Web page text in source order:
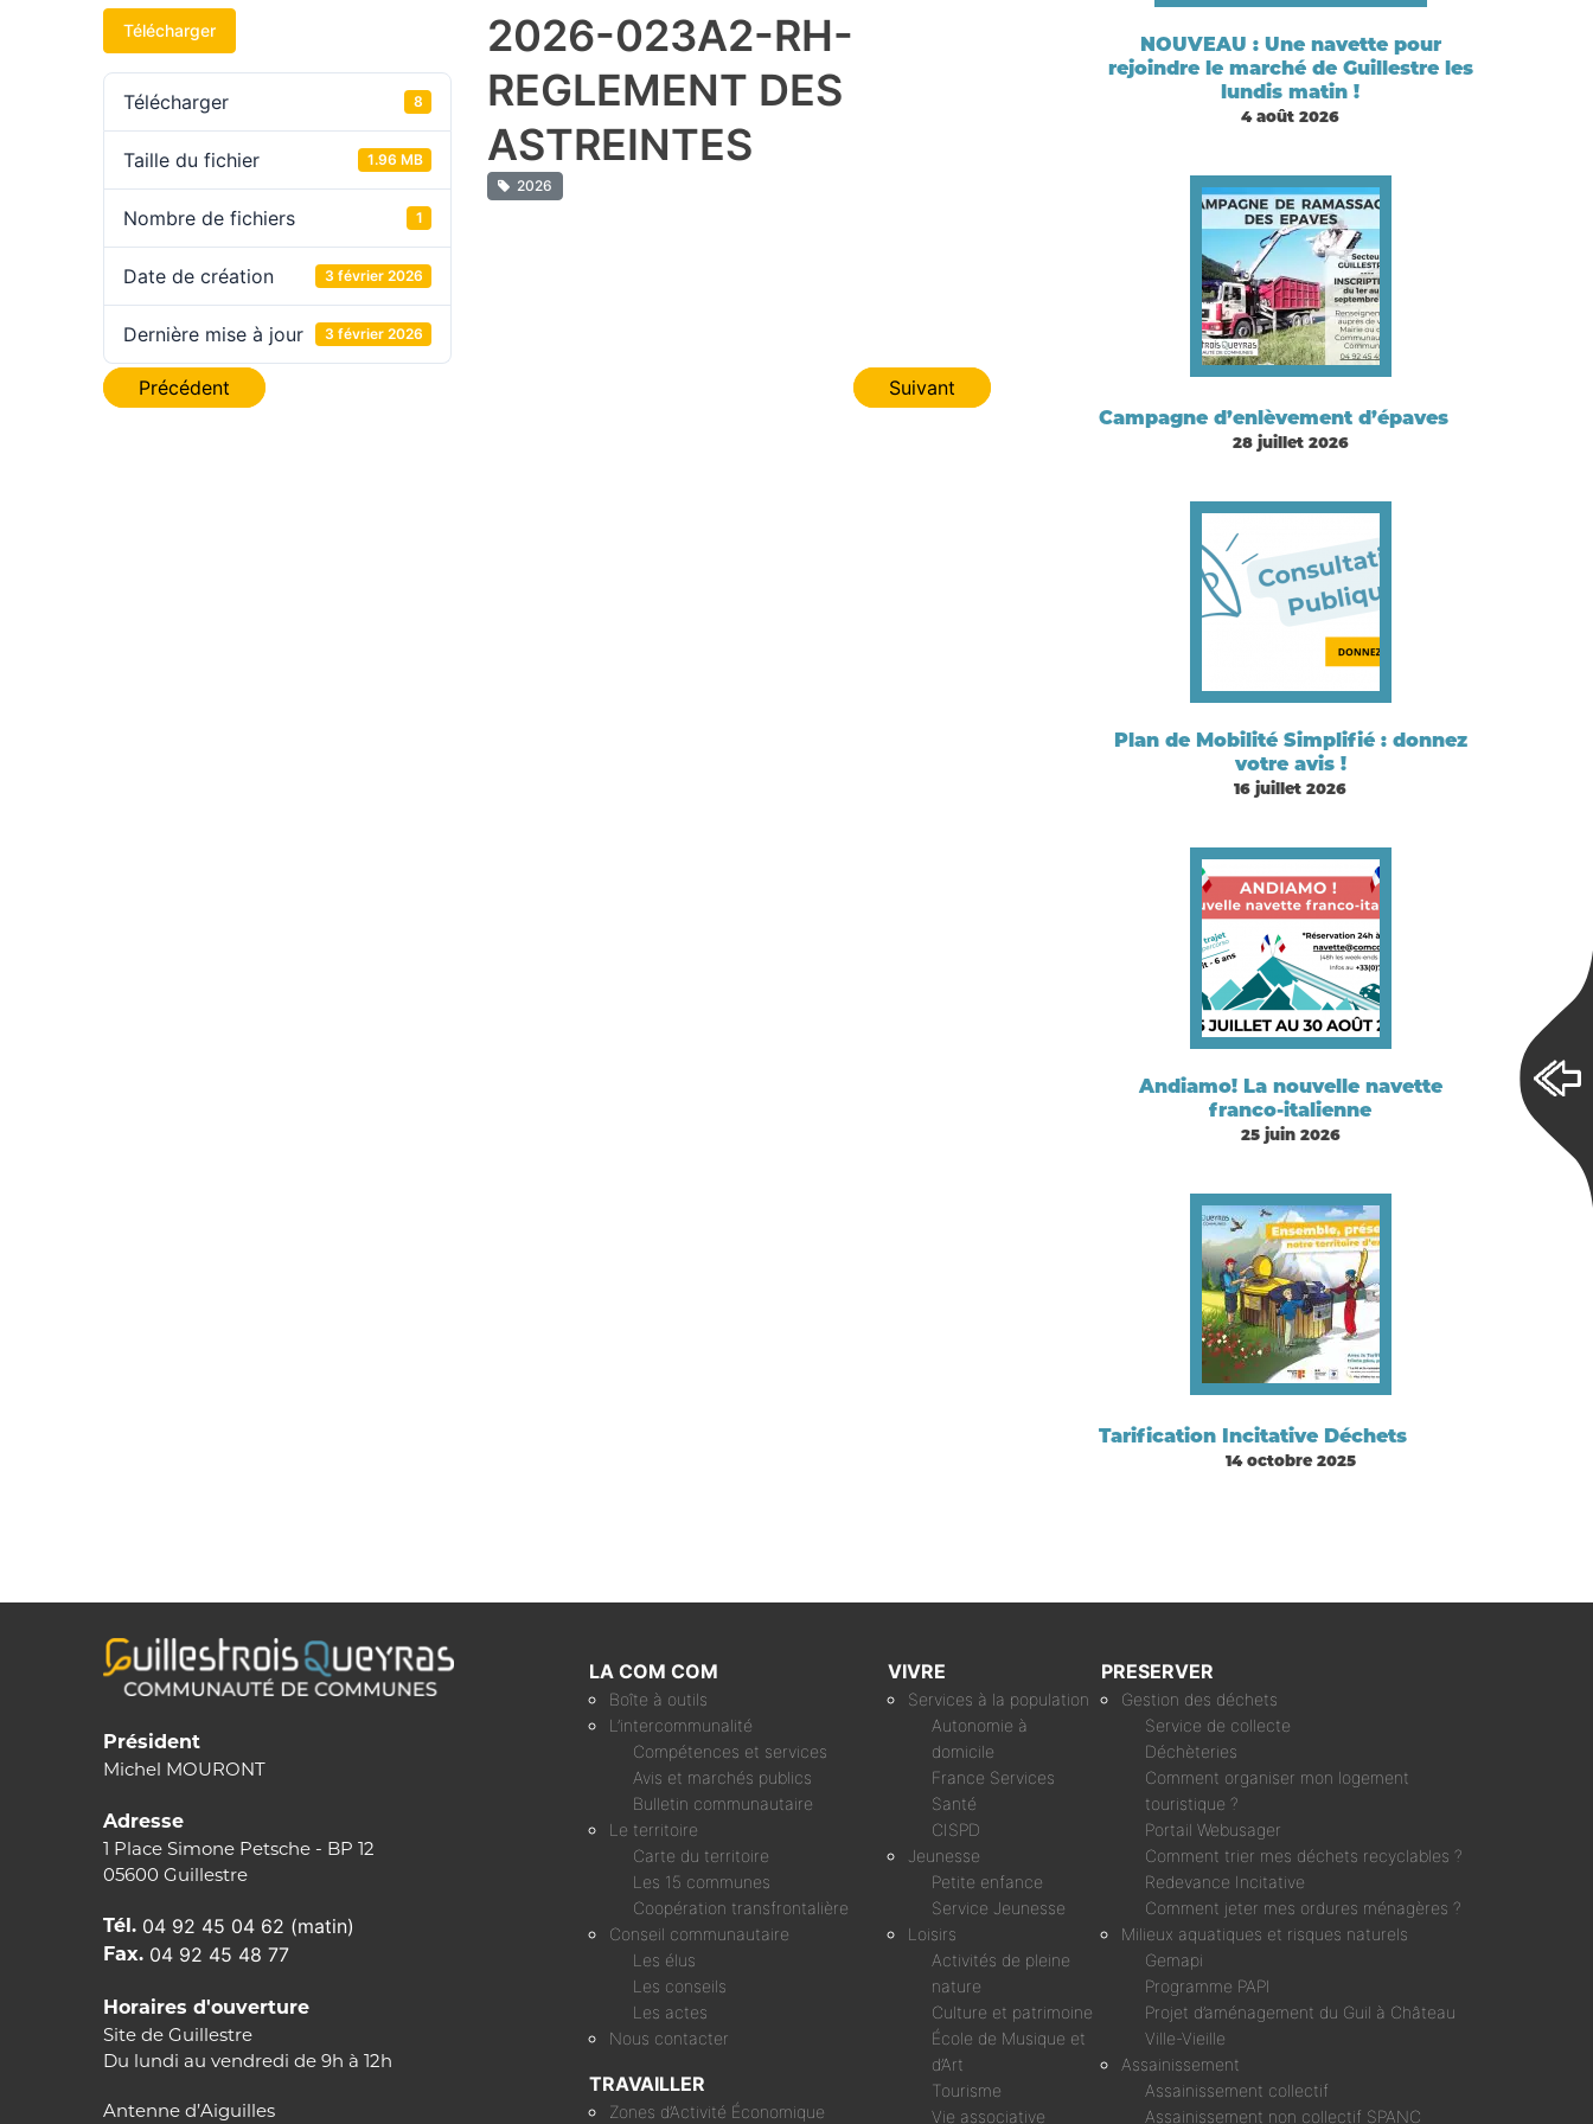
Télécharger
Télécharger 8
Taille du fichier 1.96 MB
Nombre de fichiers 1
Date de création 3 février 2026
Dernière mise à jour 3 février 2026
2026-023A2-RH-
REGLEMENT DES
ASTREINTES
2026
Navigation
Précédent Suivant
NOUVEAU : Une navette pour
rejoindre le marché de Guillestre les
lundis matin !
4 août 2026
Campagne d’enlèvement d’épaves
28 juillet 2026
Plan de Mobilité Simplifié : donnez
votre avis !
16 juillet 2026
Andiamo! La nouvelle navette
franco-italienne
25 juin 2026
Tarification Incitative Déchets
14 octobre 2025
Président
Michel MOURONT
Adresse
1 Place Simone Petsche - BP 12
05600 Guillestre
Tél. 04 92 45 04 62 (matin)
Fax. 04 92 45 48 77
Horaires d'ouverture
Site de Guillestre
Du lundi au vendredi de 9h à 12h
Antenne d’Aiguilles
LA COM COM
Boîte à outils
L’intercommunalité
Compétences et services
Avis et marchés publics
Bulletin communautaire
Le territoire
Carte du territoire
Les 15 communes
Coopération transfrontalière
Conseil communautaire
Les élus
Les conseils
Les actes
Nous contacter
TRAVAILLER
Zones d’Activité Économique
VIVRE
Services à la population
Autonomie à
domicile
France Services
Santé
CISPD
Jeunesse
Petite enfance
Service Jeunesse
Loisirs
Activités de pleine
nature
Culture et patrimoine
École de Musique et
d’Art
Tourisme
Vie associative
PRESERVER
Gestion des déchets
Service de collecte
Déchèteries
Comment organiser mon logement
touristique ?
Portail Webusager
Comment trier mes déchets recyclables ?
Redevance Incitative
Comment jeter mes ordures ménagères ?
Milieux aquatiques et risques naturels
Gemapi
Programme PAPI
Projet d’aménagement du Guil à Château
Ville-Vieille
Assainissement
Assainissement collectif
Assainissement non collectif SPANC